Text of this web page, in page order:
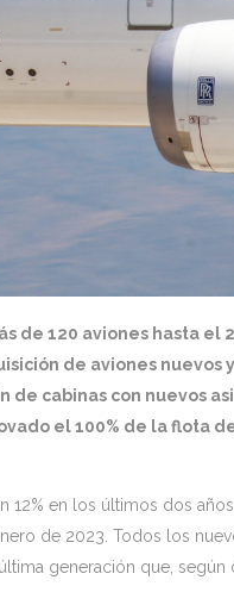
de 120 aviones hasta el
de aviones
de cabinas con nuevos
el 100% de la flota
12% en los últimos dos
de 2023. Todos los
generación que, según